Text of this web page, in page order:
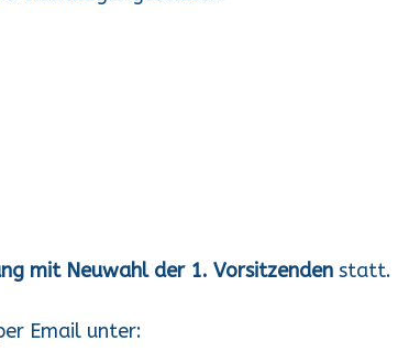
mit Neuwahl der 1. Vorsitzenden statt.
Email unter: